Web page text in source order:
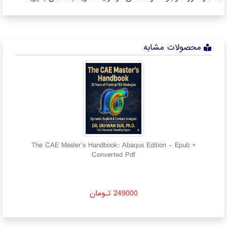
محصولات مشابه
The CAE Master’s Handbook: Abaqus Edition - Epub +
Converted Pdf
249000 تـومان